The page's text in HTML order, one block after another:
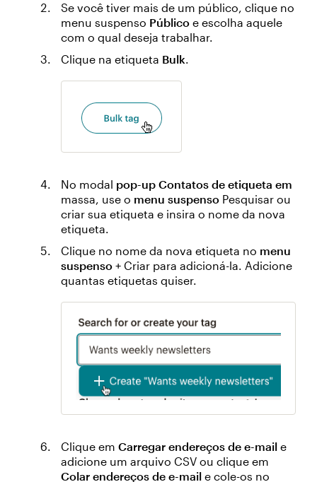
Se você tiver mais de um público, clique no
menu suspenso Público e escolha aquele
com o qual deseja trabalhar.
Clique na etiqueta Bulk.
No modal pop-up Contatos de etiqueta em
massa, use o menu suspenso Pesquisar ou
criar sua etiqueta e insira o nome da nova
etiqueta.
Clique no nome da nova etiqueta no menu
suspenso + Criar para adicioná-la. Adicione
quantas etiquetas quiser.
Clique em Carregar endereços de e-mail e
adicione um arquivo CSV ou clique em
Colar endereços de e-mail e cole-os no